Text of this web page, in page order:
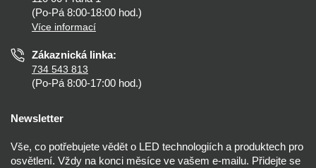
Osvětlení dle místnosti
Nastavení cookies
Prohlášení o přístupnosti
(Po-Pá 8:00-18:00 hod.)
Více informací
Zákaznická linka:
734 543 813
(Po-Pá 8:00-17:00 hod.)
Newsletter
Vše, co potřebujete vědět o LED technologiích a produktech pro
osvětlení. Vždy na konci měsíce ve vašem e-mailu. Přidejte se